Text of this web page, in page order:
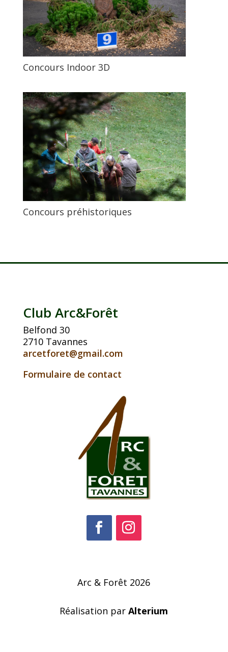
Concours Indoor 3D
Concours préhistoriques
Club Arc&Forêt
Belfond 30
2710 Tavannes
arcetforet@gmail.com
Formulaire de contact
Arc & Forêt 2026
Réalisation parAlterium